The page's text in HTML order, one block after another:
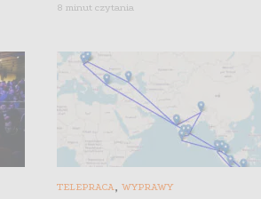
8 minut czytania
TELEPRACA,WYPRAWY